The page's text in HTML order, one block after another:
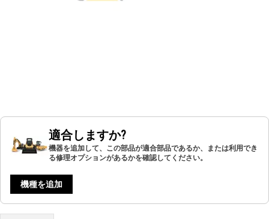
適合しますか?
機器を追加して、この部品が適合部品であるか、または利用でき
る修理オプションがあるかを確認してください。
機種を追加